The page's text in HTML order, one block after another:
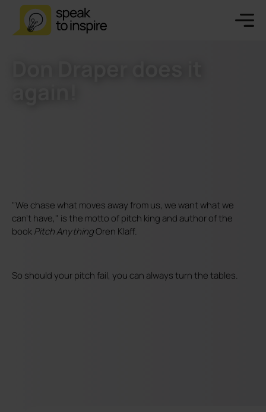
"We chase what moves away from us, we want what we
can't have," is the motto of pitch king and author of the
bookPitch AnythingOren Klaff.
So should your pitch fail, you can always turn the tables.